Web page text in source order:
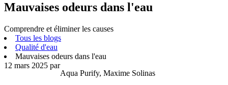
Mauvaises odeurs dans l'eau
Comprendre et éliminer les causes
Tous les blogs
Qualité d'eau
Mauvaises odeurs dans l'eau
12 mars 2025 par
Aqua Purify, Maxime Solinas